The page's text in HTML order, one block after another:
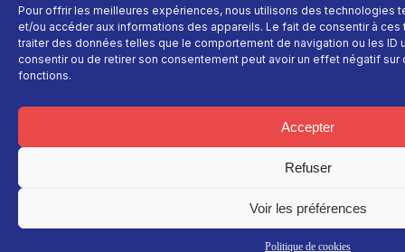
Pour offrir les meilleures expériences, nous utilisons des technologies
et/ou accéder aux informations des appareils. Le fait de consentir à
traiter des données telles que le comportement de navigation ou les ID
consentir ou de retirer son consentement peut avoir un effet négatif
fonctions.
Accepter
Refuser
Voir les préférences
Politique de cookies